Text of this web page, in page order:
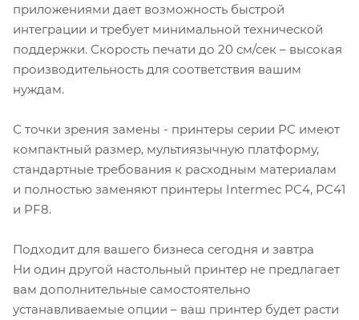
приложениями дает возможность быстрой
интеграции и требует минимальной технической
поддержки. Скорость печати до 20 см/сек – высокая
производительность для соответствия вашим
нуждам.
С точки зрения замены - принтеры серии PC имеют
компактный размер, мультиязычную платформу,
стандартные требования к расходным материалам
и полностью заменяют принтеры Intermec PC4, PC41
и PF8.
Подходит для вашего бизнеса сегодня и завтра
Ни один другой настольный принтер не предлагает
вам дополнительные самостоятельно
устанавливаемые опции – ваш принтер будет расти